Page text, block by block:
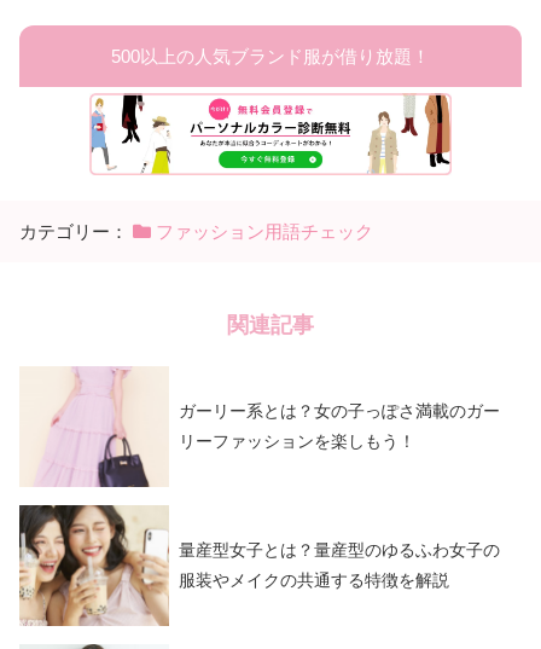
500以上の人気ブランド服が借り放題！
カテゴリー： ファッション用語チェック
関連記事
ガーリー系とは？女の子っぽさ満載のガー
リーファッションを楽しもう！
量産型女子とは？量産型のゆるふわ女子の
服装やメイクの共通する特徴を解説